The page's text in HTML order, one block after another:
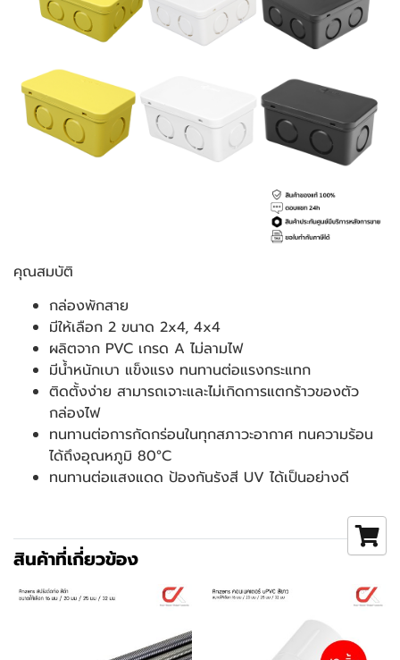
คุณสมบัติ
กล่องพักสาย
มีให้เลือก 2 ขนาด 2x4, 4x4
ผลิตจาก PVC เกรด A ไม่ลามไฟ
มีน้ำหนักเบา แข็งแรง ทนทานต่อแรงกระแทก
ติดตั้งง่าย สามารถเจาะและไม่เกิดการแตกร้าวของตัว
กล่องไฟ
ทนทานต่อการกัดกร่อนในทุกสภาวะอากาศ ทนความร้อน
ได้ถึงอุณหภูมิ 80°C
ทนทานต่อแสงแดด ป้องกันรังสี UV ได้เป็นอย่างดี
สินค้าที่เกี่ยวข้อง